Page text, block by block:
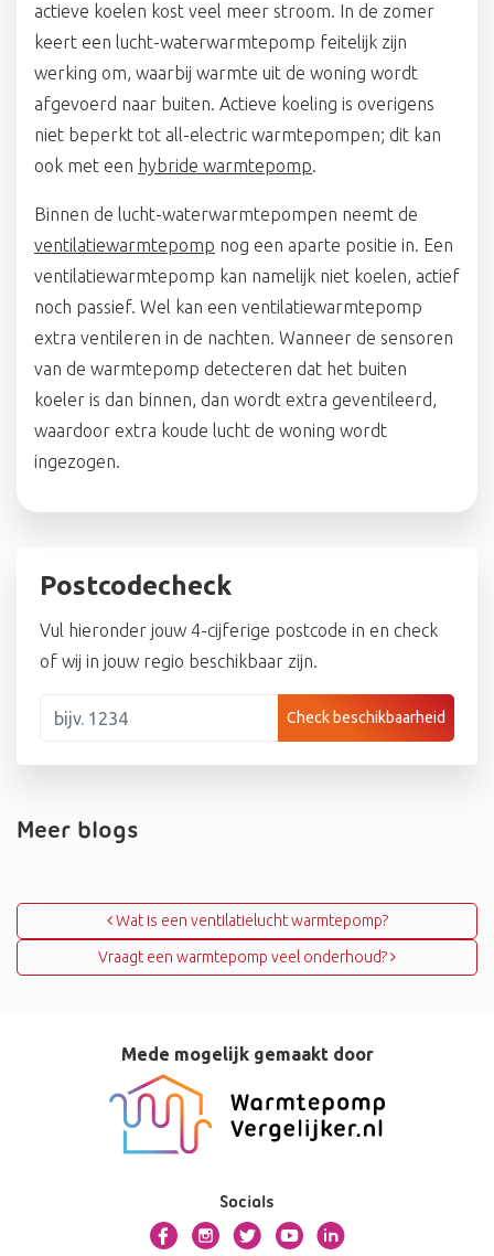
actieve koelen kost veel meer stroom. In de zomer
keert een lucht-waterwarmtepomp feitelijk zijn
werking om, waarbij warmte uit de woning wordt
afgevoerd naar buiten. Actieve koeling is overigens
niet beperkt tot all-electric warmtepompen; dit kan
ook met een hybride warmtepomp.
Binnen de lucht-waterwarmtepompen neemt de
ventilatiewarmtepomp nog een aparte positie in. Een
ventilatiewarmtepomp kan namelijk niet koelen, actief
noch passief. Wel kan een ventilatiewarmtepomp
extra ventileren in de nachten. Wanneer de sensoren
van de warmtepomp detecteren dat het buiten
koeler is dan binnen, dan wordt extra geventileerd,
waardoor extra koude lucht de woning wordt
ingezogen.
Postcodecheck
Vul hieronder jouw 4-cijferige postcode in en check
of wij in jouw regio beschikbaar zijn.
Check beschikbaarheid
Meer blogs
Wat is een ventilatielucht warmtepomp?
Vraagt een warmtepomp veel onderhoud?
Mede mogelijk gemaakt door
Socials